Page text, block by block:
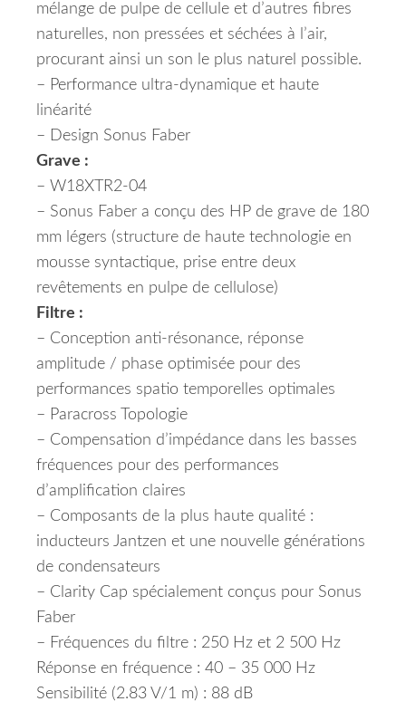
mélange de pulpe de cellule et d’autres fibres
naturelles, non pressées et séchées à l’air,
procurant ainsi un son le plus naturel possible.
– Performance ultra-dynamique et haute
linéarité
– Design Sonus Faber
Grave :
– W18XTR2-04
– Sonus Faber a conçu des HP de grave de 180
mm légers (structure de haute technologie en
mousse syntactique, prise entre deux
revêtements en pulpe de cellulose)
Filtre :
– Conception anti-résonance, réponse
amplitude / phase optimisée pour des
performances spatio temporelles optimales
– Paracross Topologie
– Compensation d’impédance dans les basses
fréquences pour des performances
d’amplification claires
– Composants de la plus haute qualité :
inducteurs Jantzen et une nouvelle générations
de condensateurs
– Clarity Cap spécialement conçus pour Sonus
Faber
– Fréquences du filtre : 250 Hz et 2 500 Hz
Réponse en fréquence : 40 – 35 000 Hz
Sensibilité (2.83 V/1 m) : 88 dB